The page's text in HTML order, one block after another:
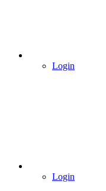
Login
Login